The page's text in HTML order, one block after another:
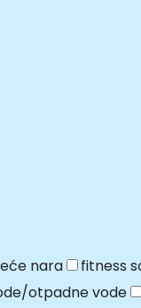
nara fitness
otpadne vode